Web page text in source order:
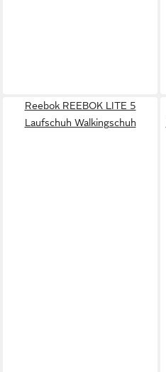
Reebok REEBOK LITE 5
Laufschuh Walkingschuh